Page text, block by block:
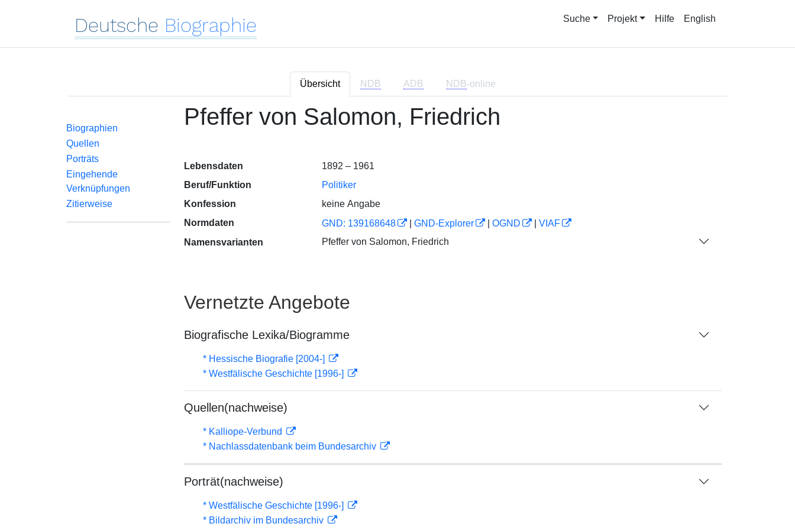
Deutsche Biographie Suche Projekt Hilfe English
Übersicht NDB ADB NDB-online
Biographien
Quellen
Porträts
Eingehende
Verknüpfungen
Zitierweise
Pfeffer von Salomon, Friedrich
Lebensdaten
1892 – 1961
Beruf/Funktion
Politiker
Konfession
keine Angabe
Normdaten
GND: 139168648 GND-Explorer OGND
VIAF
Namensvarianten
Pfeffer von Salomon, Friedrich
Vernetzte Angebote
Biografische Lexika/Biogramme
* Hessische Biografie [2004-]
* Westfälische Geschichte [1996-]
Quellen(nachweise)
* Kalliope-Verbund
* Nachlassdatenbank beim Bundesarchiv
Porträt(nachweise)
* Westfälische Geschichte [1996-]
* Bildarchiv im Bundesarchiv